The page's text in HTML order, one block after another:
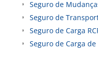
Seguro de
Seguro de
Seguro de Carga
Seguro de Carga